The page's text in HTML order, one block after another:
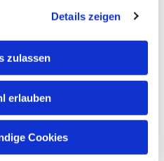
Details zeigen
zulassen
erlauben
Cookies
des Gottesdienstes
sowie
im Anschluss spielt der
hält Pfarrer Jens
fällt auch diese